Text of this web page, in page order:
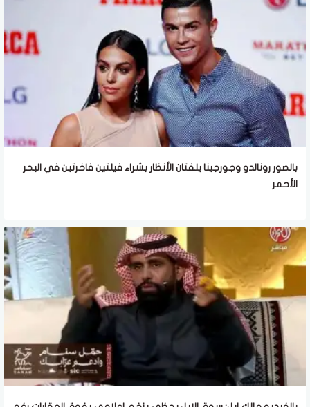
بالصور رونالدو وجورجينا يلفتان الأنظار بشراء فيلتين فاخرتين في البحر
الأحمر